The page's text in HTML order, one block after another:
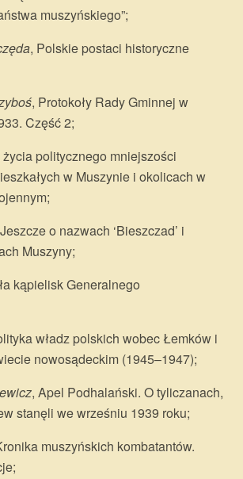
muszyńskiego”;
, Polskie postaci historyczne
, Protokoły Rady Gminnej w
Część 2;
życia politycznego mniejszości
w Muszynie i okolicach w
o nazwach ‘Bieszczad’ i
Muszyny;
kąpielisk Generalnego
władz polskich wobec Łemków i
nowosądeckim (1945–1947);
, Apel Podhalański. O tyliczanach,
stanęli we wrześniu 1939 roku;
muszyńskich kombatantów.